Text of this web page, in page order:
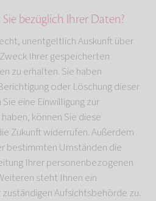
bezüglich Ihrer Daten?
unentgeltlich Auskunft über
Ihrer gespeicherten
zu erhalten. Sie haben
oder Löschung dieser
eine Einwilligung zur
können Sie diese
Zukunft widerrufen. Außerdem
bestimmten Umständen die
Ihrer personenbezogenen
steht Ihnen ein
Aufsichtsbehörde zu.